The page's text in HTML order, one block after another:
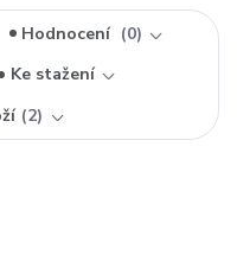
Hodnocení
0
Ke stažení
2